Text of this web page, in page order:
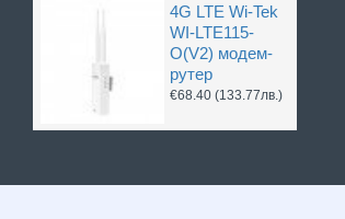
4G LTE Wi-Tek
WI-LTE115-
O(V2) модем-
рутер
€68.40(133.77лв.)